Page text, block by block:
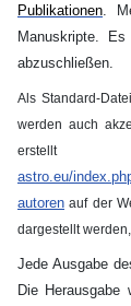
Publikationen .
Manuskripte.
abzuschließen.
Als Standard-
werden auch
astro.eu/
autoren auf der
dargestellt
Jede Ausgabe
Die Herausgabe